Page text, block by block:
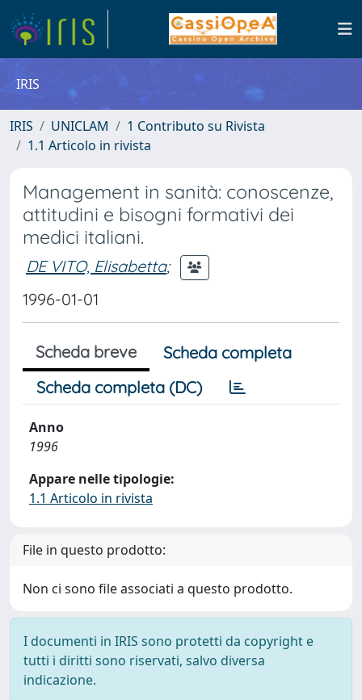
IRIS
IRIS UNICLAM
1 Contributo su Rivista
1.1 Articolo in rivista
Management in sanità: conoscenze,
attitudini e bisogni formativi dei
medici italiani.
DE VITO, Elisabetta;
1996-01-01
Scheda breve
Scheda completa
Scheda completa (DC)
Anno
1996
Appare nelle tipologie:
1.1 Articolo in rivista
File in questo prodotto:
Non ci sono file associati a questo prodotto.
I documenti in IRIS sono protetti da copyright e
tutti i diritti sono riservati, salvo diversa
indicazione.